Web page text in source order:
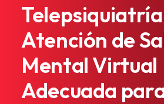
Atención Primaria
Atención el Mismo Día
Medicina Interna
Psiquiatría
Telemedicina
office@vivamedicalcenter.com
Lun–Vie 8:30AM–4:30PM · Sáb con
Atención de
Mental Virtual
Adecuada